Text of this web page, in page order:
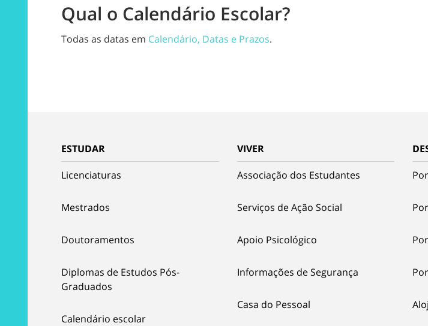
Qual o Calendário Escolar?
Todas as datas em Calendário, Datas e Prazos.
ESTUDAR
Licenciaturas
Mestrados
Doutoramentos
Diplomas de Estudos Pós-
Graduados
Calendário escolar
VIVER
Associação dos Estudantes
Serviços de Ação Social
Apoio Psicológico
Informações de Segurança
Casa do Pessoal